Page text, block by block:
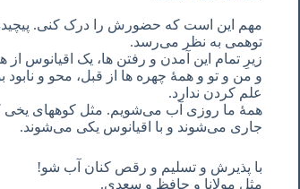
مهم این است که حضورش را درک کنی.
توهمی به نظر می‌رسد.
زیرِ تمام این آمدن و رفتن ها، یک اقیانوس
و من و تو و همۀ چهره ها از قبل، محو و
علم کردن ندارد.
همۀ ما روزی آب می‌شویم. مثل کوههای یخی
جاری می‌شوند و با اقیانوس یکی می‌شوند.
با پذیرش و تسلیم و رقص کنان آب شو!
مثل مولانا و حافظ و سعدی.